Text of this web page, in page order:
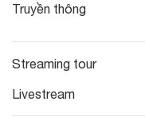
Truyền thông
Streaming tour
Livestream